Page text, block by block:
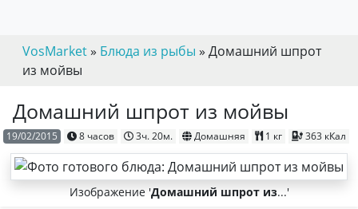
VosMarket» Блюда из рыбы » Домашний шпрот
из мойвы
Домашний шпрот из мойвы
19/02/2015 8 часов 3ч. 20м. Домашняя 1 кг 363 кКал
Изображение 'Домашний шпрот из...'